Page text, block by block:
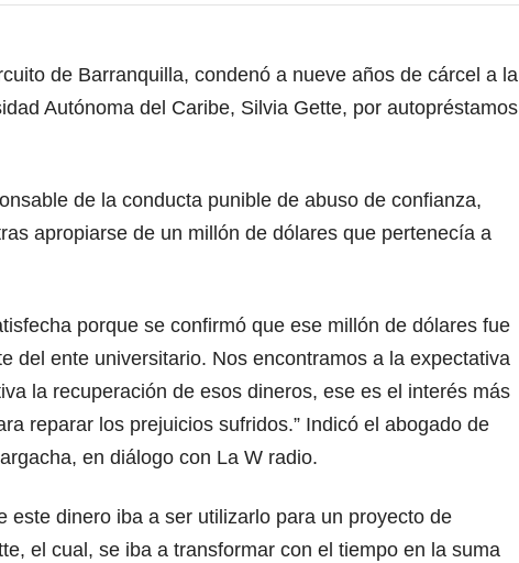
de Barranquilla, condenó a nueve años de cárcel a la
Autónoma del Caribe, Silvia Gette, por autopréstamos
de la conducta punible de abuso de confianza,
apropiarse de un millón de dólares que pertenecía a
porque se confirmó que ese millón de dólares fue
del ente universitario. Nos encontramos a la expectativa
la recuperación de esos dineros, ese es el interés más
reparar los prejuicios sufridos.” Indicó el abogado de
en diálogo con La W radio.
este dinero iba a ser utilizarlo para un proyecto de
el cual, se iba a transformar con el tiempo en la suma